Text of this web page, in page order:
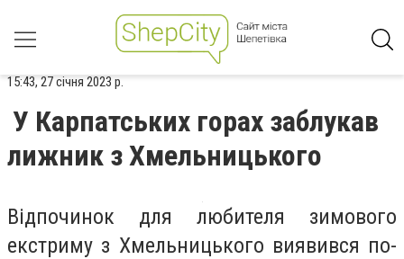
15:43, 27 січня 2023 р.
У Карпатських горах заблукав
лижник з Хмельницького
Відпочинок для любителя зимового
екстриму з Хмельницького виявився по-